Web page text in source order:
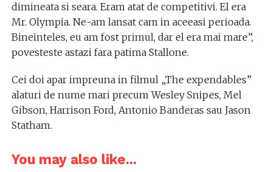
dimineata si seara. Eram atat de competitivi. El era
Mr. Olympia. Ne-am lansat cam in aceeasi perioada.
Bineinteles, eu am fost primul, dar el era mai mare”,
povesteste astazi fara patima Stallone.
Cei doi apar impreuna in filmul „The expendables”
alaturi de nume mari precum Wesley Snipes, Mel
Gibson, Harrison Ford, Antonio Banderas sau Jason
Statham.
You may also like...